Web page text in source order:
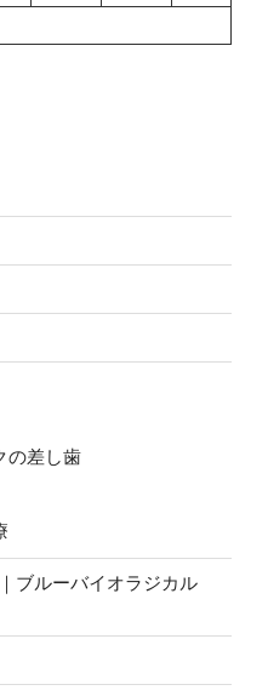
の差し歯
ブルーバイオラジカル